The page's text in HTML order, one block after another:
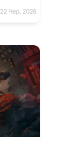
22 Чер, 2026